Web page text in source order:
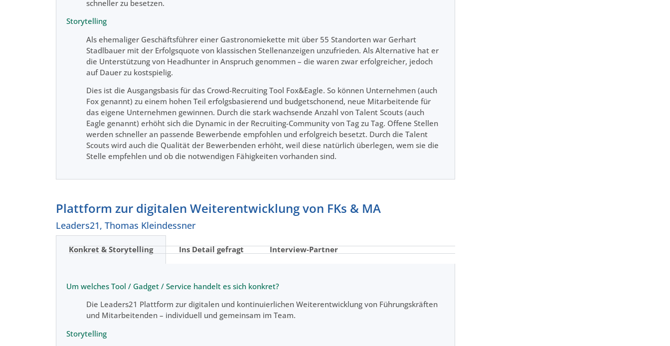
schneller zu besetzen.
Storytelling
Als ehemaliger Geschäftsführer einer Gastronomiekette mit über 55 Standorten war Gerhart
Stadlbauer mit der Erfolgsquote von klassischen Stellenanzeigen unzufrieden. Als Alternative hat er
die Unterstützung von Headhunter in Anspruch genommen – die waren zwar erfolgreicher, jedoch
auf Dauer zu kostspielig.
Dies ist die Ausgangsbasis für das Crowd-Recruiting Tool Fox&Eagle. So können Unternehmen (auch
Fox genannt) zu einem hohen Teil erfolgsbasierend und budgetschonend, neue Mitarbeitende für
das eigene Unternehmen gewinnen. Durch die stark wachsende Anzahl von Talent Scouts (auch
Eagle genannt) erhöht sich die Dynamic in der Recruiting-Community von Tag zu Tag. Offene Stellen
werden schneller an passende Bewerbende empfohlen und erfolgreich besetzt. Durch die Talent
Scouts wird auch die Qualität der Bewerbenden erhöht, weil diese natürlich überlegen, wem sie die
Stelle empfehlen und ob die notwendigen Fähigkeiten vorhanden sind.
Plattform zur digitalen Weiterentwicklung von FKs & MA
Leaders21, Thomas Kleindessner
Konkret & Storytelling Ins Detail gefragt Interview-Partner
Um welches Tool / Gadget / Service handelt es sich konkret?
Die Leaders21 Plattform zur digitalen und kontinuierlichen Weiterentwicklung von Führungskräften
und Mitarbeitenden – individuell und gemeinsam im Team.
Storytelling